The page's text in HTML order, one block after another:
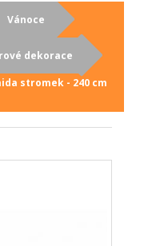
Vánoce
dekorace
stromek - 240 cm